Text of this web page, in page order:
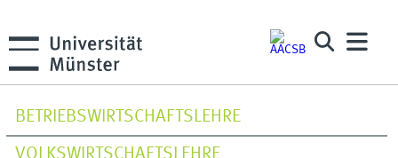
BETRIEBSWIRTSCHAFTSLEHRE
VOLKSWIRTSCHAFTSLEHRE